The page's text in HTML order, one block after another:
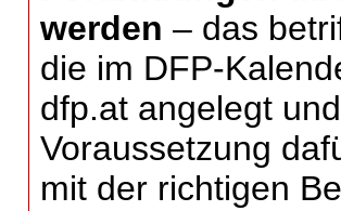
werden – das
die im DFP-
dfp.at angelegt
Voraussetzung
mit der richtigen